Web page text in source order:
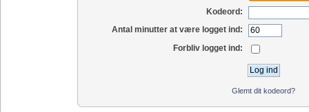
Kodeord:
Antal minutter at være logget ind:
Forbliv logget ind:
Glemt dit kodeord?